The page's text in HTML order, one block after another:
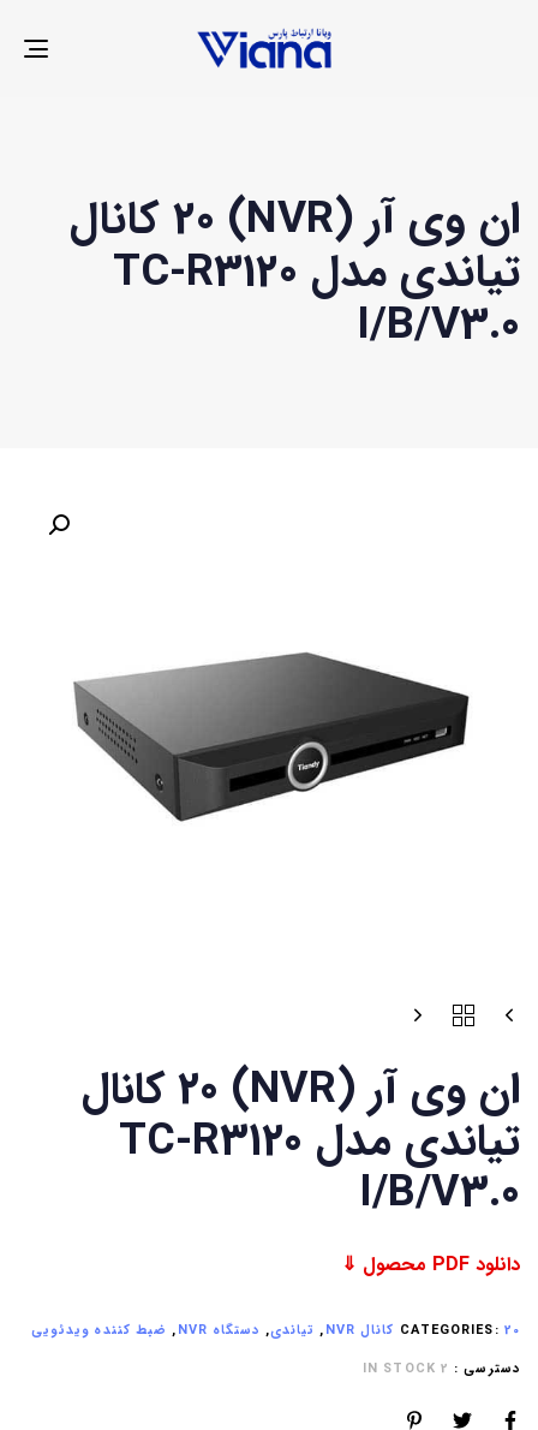
ان وی آر (NVR) 20 کانال
تیاندی مدل TC-R3120
I/B/V3.0
ان وی آر (NVR) 20 کانال
تیاندی مدل TC-R3120
I/B/V3.0
دانلود PDF محصول ⇓
CATEGORIES: 20 کانال NVR , تیاندی, دستگاه NVR , ضبط کننده ویدئویی
دسترسی : 2 IN STOCK